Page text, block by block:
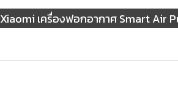
Xiaomi เครื่องฟอกอากาศ Smart Air